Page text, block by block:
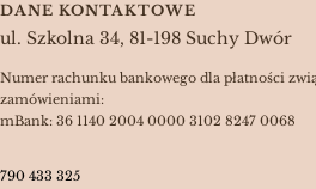
DANE KONTAKTOWE
ul. Szkolna 34, 81-198 Suchy Dwór
Numer rachunku bankowego dla płatności
zamówieniami:
mBank: 36 1140 2004 0000 3102 8247 0068
790 433 325